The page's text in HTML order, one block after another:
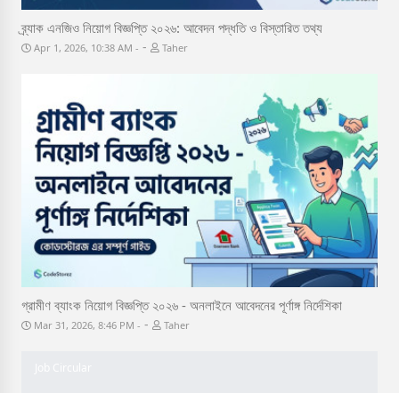
ব্র্যাক এনজিও নিয়োগ বিজ্ঞপ্তি ২০২৬: আবেদন পদ্ধতি ও বিস্তারিত তথ্য
Apr 1, 2026, 10:38 AM - Taher
গ্রামীণ ব্যাংক নিয়োগ বিজ্ঞপ্তি ২০২৬ - অনলাইনে আবেদনের পূর্ণাঙ্গ নির্দেশিকা
Mar 31, 2026, 8:46 PM - Taher